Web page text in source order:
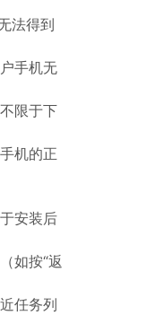
法得到
手机无
限于下
机的正
安装后
如按“返
任务列